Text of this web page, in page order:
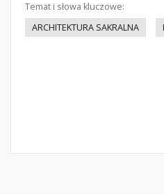
Temat i słowa kluczowe:
ARCHITEKTURA SAKRALNA